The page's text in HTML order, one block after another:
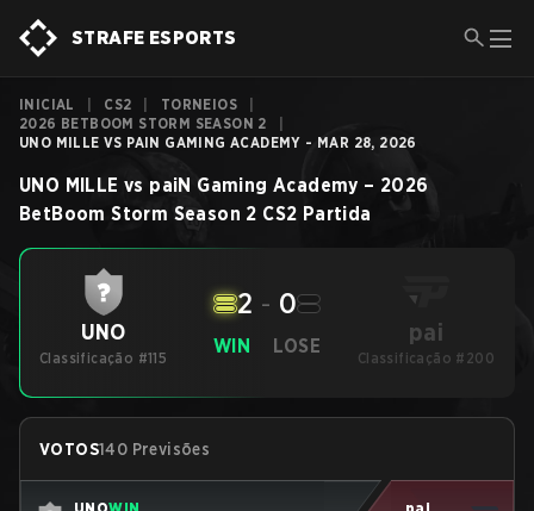
STRAFE ESPORTS
INICIAL CS2 TORNEIOS
2026 BETBOOM STORM SEASON 2
UNO MILLE VS PAIN GAMING ACADEMY - MAR 28, 2026
UNO MILLE vs paiN Gaming Academy – 2026
BetBoom Storm Season 2 CS2 Partida
UNO
Classificação #115
WIN
2 - 0
LOSE pai
Classificação #200
VOTOS140 Previsões
UNOWIN pai